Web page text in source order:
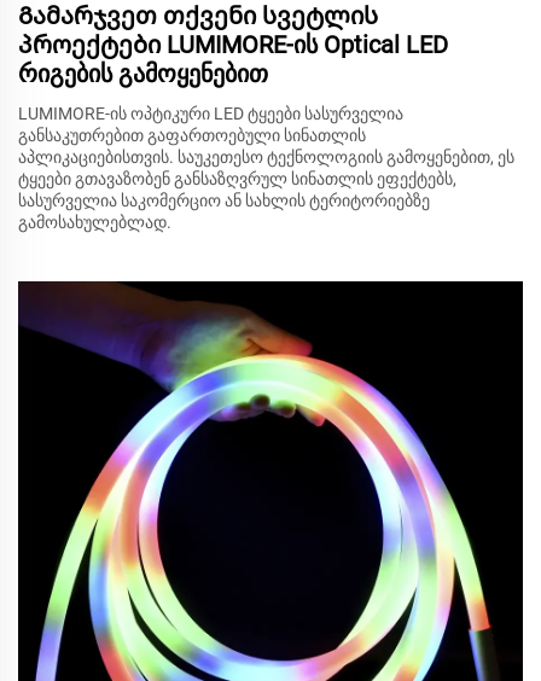
Გამარჯვეთ თქვენი სვეტლის
პროექტები LUMIMORE-ის Optical LED
რიგების გამოყენებით
LUMIMORE-ის ოპტიკური LED ტყეები სასურველია
განსაკუთრებით გაფართოებული სინათლის
აპლიკაციებისთვის. საუკეთესო ტექნოლოგიის გამოყენებით, ეს
ტყეები გთავაზობენ განსაზღვრულ სინათლის ეფექტებს,
სასურველია საკომერციო ან სახლის ტერიტორიებზე
გამოსახულებლად.